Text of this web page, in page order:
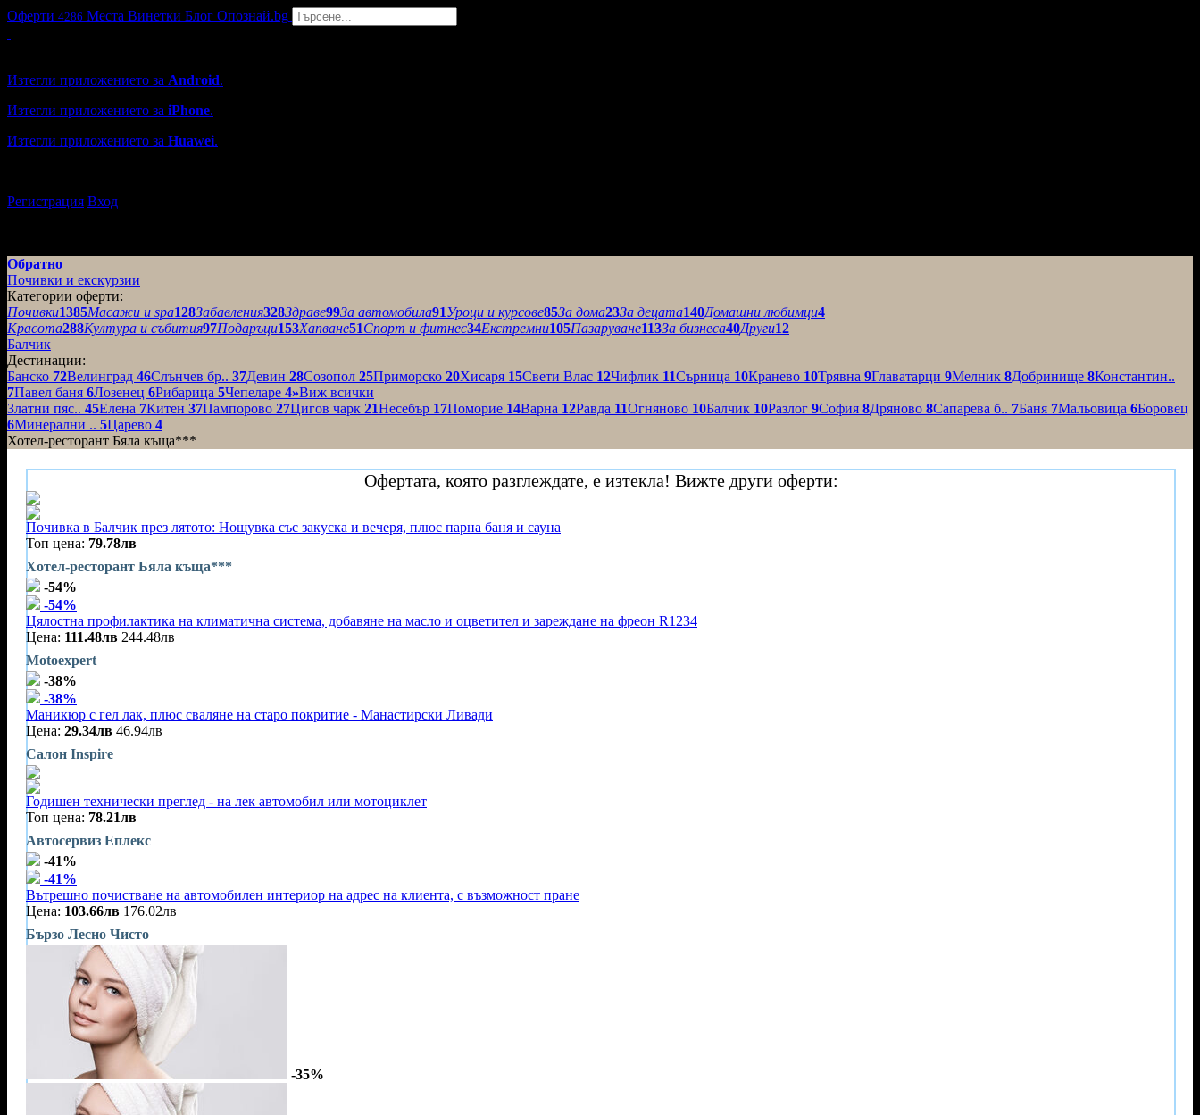
Оферти 4286 Места Винетки Блог Опознай.bg
Изтегли приложението за Android.
Изтегли приложението за iPhone.
Изтегли приложението за Huawei.
Регистрация Вход
Обратно
Почивки и екскурзии
Категории оферти:
Почивки1385Масажи и spa128Забавления328Здраве99За автомобила91Уроци и курсове85За дома23За децата140Домашни любимци4
Красота288Култура и събития97Подаръци153Хапване51Спорт и фитнес34Екстремни105Пазаруване113За бизнеса40Други12
Балчик
Дестинации:
Банско 72Велинград 46Слънчев бр.. 37Девин 28Созопол 25Приморско 20Хисаря 15Свети Влас 12Чифлик 11Сърница 10Кранево 10Трявна 9Главатарци 9Мелник 8Добринище 8Константин..
7Павел баня 6Лозенец 6Рибарица 5Чепеларе 4»Виж всички
Златни пяс.. 45Елена 7Китен 37Пампорово 27Цигов чарк 21Несебър 17Поморие 14Варна 12Равда 11Огняново 10Балчик 10Разлог 9София 8Дряново 8Сапарева б.. 7Баня 7Мальовица 6Боровец
6Минерални .. 5Царево 4
Хотел-ресторант Бяла къща***
Офертата, която разглеждате, е изтекла! Вижте други оферти:
Почивка в Балчик през лятото: Нощувка със закуска и вечеря, плюс парна баня и сауна
Топ цена: 79.78лв
Хотел-ресторант Бяла къща***
-54%
-54%
Цялостна профилактика на климатична система, добавяне на масло и оцветител и зареждане на фреон R1234
Цена: 111.48лв 244.48лв
Motoexpert
-38%
-38%
Маникюр с гел лак, плюс сваляне на старо покритие - Манастирски Ливади
Цена: 29.34лв 46.94лв
Салон Inspire
Годишен технически преглед - на лек автомобил или мотоциклет
Топ цена: 78.21лв
Автосервиз Еплекс
-41%
-41%
Вътрешно почистване на автомобилен интериор на адрес на клиента, с възможност пране
Цена: 103.66лв 176.02лв
Бързо Лесно Чисто
-35%